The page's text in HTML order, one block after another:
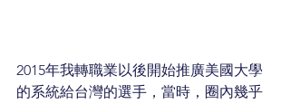
2015年我轉職業以後開始推廣美國大學
的系統給台灣的選手，當時，圈內幾乎